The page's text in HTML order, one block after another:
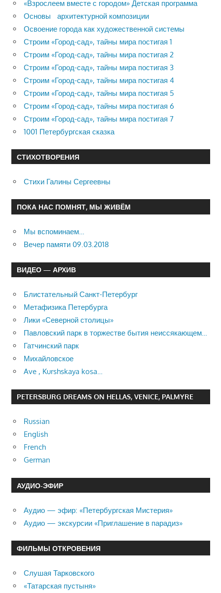
«Взрослеем вместе с городом» Детская программа
Основы архитектурной композиции
Освоение города как художественной системы
Строим «Город-сад», тайны мира постигая 1
Строим «Город-сад», тайны мира постигая 2
Строим «Город-сад», тайны мира постигая 3
Строим «Город-сад», тайны мира постигая 4
Строим «Город-сад», тайны мира постигая 5
Строим «Город-сад», тайны мира постигая 6
Строим «Город-сад», тайны мира постигая 7
1001 Петербургская сказка
СТИХОТВОРЕНИЯ
Стихи Галины Сергеевны
ПОКА НАС ПОМНЯТ, МЫ ЖИВЁМ
Мы вспоминаем…
Вечер памяти 09.03.2018
ВИДЕО — АРХИВ
Блистательный Санкт-Петербург
Метафизика Петербурга
Лики «Северной столицы»
Павловский парк в торжестве бытия неиссякающем…
Гатчинский парк
Михайловское
Ave , Kurshskaya kosa…
PETERSBURG DREAMS ON HELLAS, VENICE, PALMYRE
Russian
English
French
German
АУДИО-ЭФИР
Аудио — эфир: «Петербургская Мистерия»
Аудио — экскурсии «Приглашение в парадиз»
ФИЛЬМЫ ОТКРОВЕНИЯ
Слушая Тарковского
«Татарская пустыня»